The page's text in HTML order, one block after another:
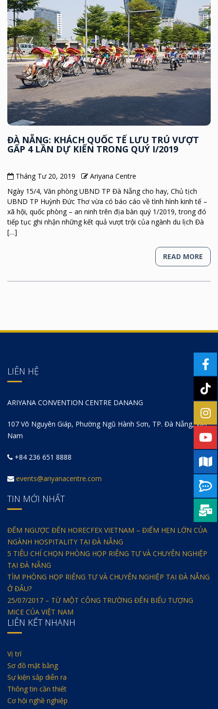
ĐÀ NẴNG: KHÁCH QUỐC TẾ LƯU TRÚ VƯỢT
GẤP 4 LẦN DỰ KIẾN TRONG QUÝ I/2019
Tháng Tư 20, 2019
Ariyana Centre
Ngày 15/4, Văn phòng UBND TP Đà Nẵng cho hay, Chủ tịch
UBND TP Huỳnh Đức Thơ vừa có báo cáo về tình hình kinh tế –
xã hội, quốc phòng – an ninh trên địa bàn quý 1/2019, trong đó
tiếp tục ghi nhận những kết quả vượt trội của ngành du lịch Đà
[…]
READ MORE
LIÊN HỆ
ARIYANA CONVENTION CENTRE DANANG
107 Võ Nguyên Giáp, Phường Ngũ Hành Sơn, TP. Đà Nẵng, Việt
Nam
+84 236 651 8888
events@ariyanacentre.com
TIN MỚI NHẤT
ĐẾM NGƯỢC ĐẾN HORECFEX VIETNAM – ĐIỂM HẸN LỚN CỦA
NGÀNH HOSPITALITY TẠI ĐÀ NẴNG
5 TIÊU CHÍ CHỌN PHÒNG HỌP RIÊNG TƯ VÀ CHUYÊN NGHIỆP
TẠI ĐÀ NẴNG
TÌM PHÒNG HỌP RIÊNG TƯ VÀ CHUYÊN NGHIỆP TẠI ĐÀ NẴNG
Ở ĐÂU?
25/07/2017 – TỪ MỘT CÔNG TRƯỜNG ĐẾN BIỂU TƯỢNG
MICE CỦA VIỆT NAM
LIÊN KẾT NHANH
Vị trí
Sơ đồ mặt bằng
Sự kiện sắp diễn ra
Thông tin cần thiết
Cơ hội nghề nghiệp